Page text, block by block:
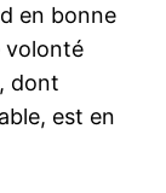
en bonne
volonté
dont
est en